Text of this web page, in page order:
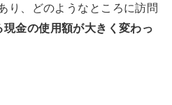
り、どのようなところに訪問
現金の使用額が大きく変わっ